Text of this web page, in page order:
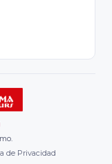
de Privacidad